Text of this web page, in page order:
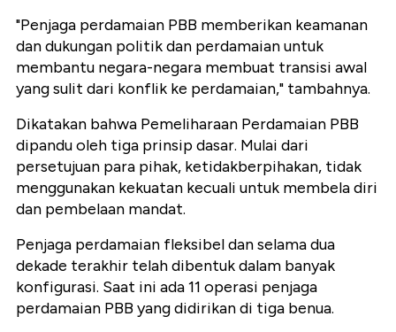
"Penjaga perdamaian PBB memberikan keamanan
dan dukungan politik dan perdamaian untuk
membantu negara-negara membuat transisi awal
yang sulit dari konflik ke perdamaian," tambahnya.
Dikatakan bahwa Pemeliharaan Perdamaian PBB
dipandu oleh tiga prinsip dasar. Mulai dari
persetujuan para pihak, ketidakberpihakan, tidak
menggunakan kekuatan kecuali untuk membela diri
dan pembelaan mandat.
Penjaga perdamaian fleksibel dan selama dua
dekade terakhir telah dibentuk dalam banyak
konfigurasi. Saat ini ada 11 operasi penjaga
perdamaian PBB yang didirikan di tiga benua.